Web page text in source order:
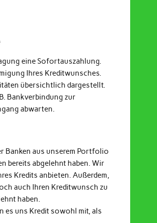
eine Sofortauszahlung.
Ihres Kreditwunsches.
übersichtlich dargestellt.
Bankverbindung zur
abwarten.
Banken aus unserem Portfolio
bereits abgelehnt haben. Wir
Kredits anbieten. Außerdem,
auch Ihren Kreditwunsch zu
haben.
es uns Kredit sowohl mit, als